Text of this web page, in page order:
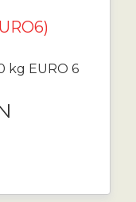
kg EURO 6